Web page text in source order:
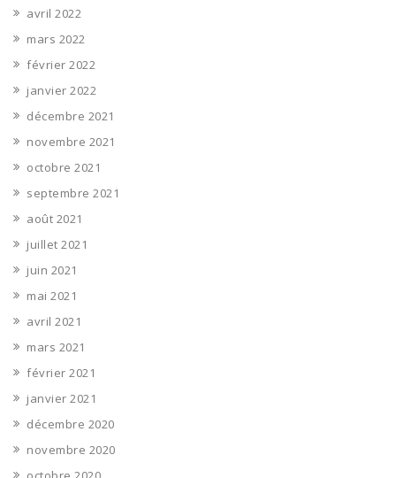
avril 2022
mars 2022
février 2022
janvier 2022
décembre 2021
novembre 2021
octobre 2021
septembre 2021
août 2021
juillet 2021
juin 2021
mai 2021
avril 2021
mars 2021
février 2021
janvier 2021
décembre 2020
novembre 2020